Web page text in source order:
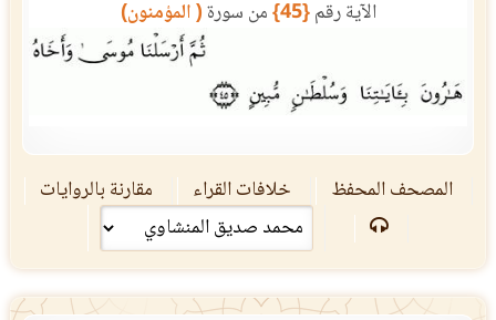
الآية رقم{45} من سورة( المؤمنون)
المصحف المحفظ خلافات القراء مقارنة بالروايات